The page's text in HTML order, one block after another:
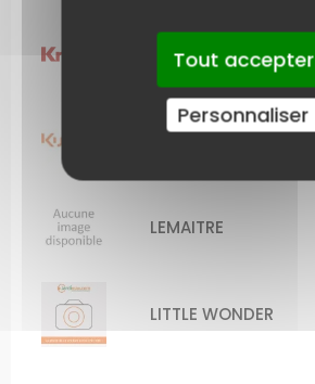
KRESS
KUBOTA
LEMAITRE
LITTLE WONDER
Tout accepter
Personnaliser